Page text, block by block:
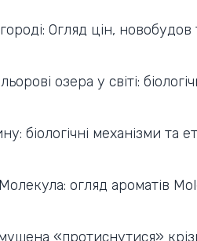
Огляд цін,
озера у світі:
біологічні механізми та
огляд ароматів
«протиснутися»